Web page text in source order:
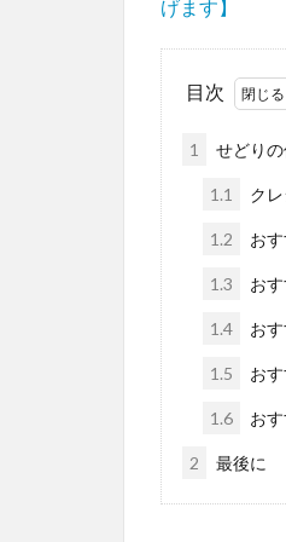
げます】
目次
1 せどり
1.1 ク
1.2 お
1.3 お
1.4 お
1.5 お
1.6 お
2 最後に